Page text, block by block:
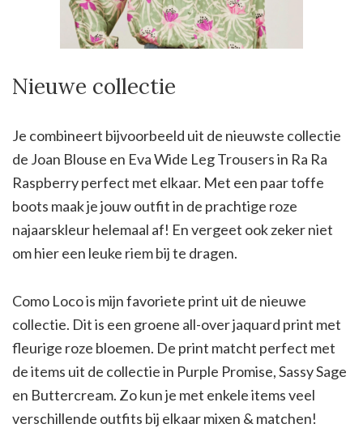
Nieuwe collectie
Je combineert bijvoorbeeld uit de nieuwste collectie
de Joan Blouse en Eva Wide Leg Trousers in Ra Ra
Raspberry perfect met elkaar. Met een paar toffe
boots maak je jouw outfit in de prachtige roze
najaarskleur helemaal af! En vergeet ook zeker niet
om hier een leuke riem bij te dragen.
Como Loco is mijn favoriete print uit de nieuwe
collectie. Dit is een groene all-over jaquard print met
fleurige roze bloemen. De print matcht perfect met
de items uit de collectie in Purple Promise, Sassy Sage
en Buttercream. Zo kun je met enkele items veel
verschillende outfits bij elkaar mixen & matchen!